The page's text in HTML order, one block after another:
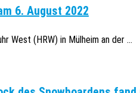
6. August 2022
West (HRW) in Mülheim an der ...